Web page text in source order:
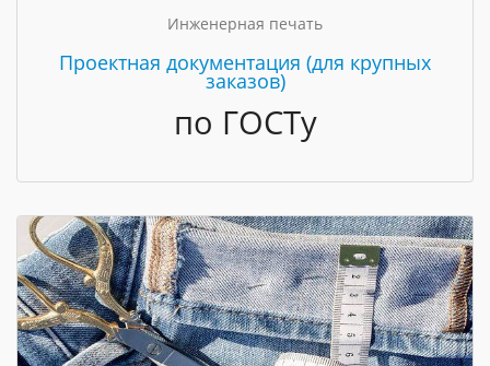
Инженерная печать
Проектная документация (для крупных
заказов)
по ГОСТу